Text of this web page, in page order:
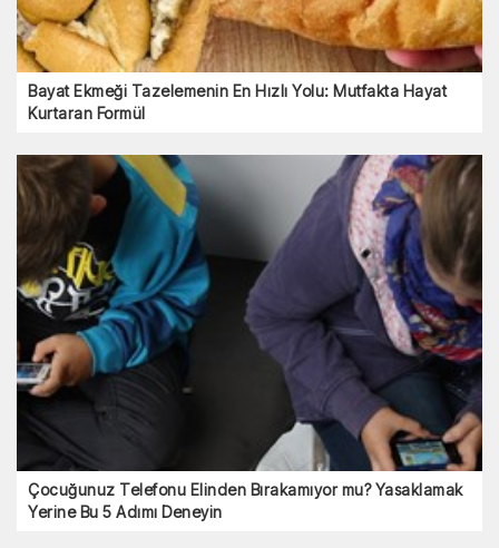
Bayat Ekmeği Tazelemenin En Hızlı Yolu: Mutfakta Hayat
Kurtaran Formül
Çocuğunuz Telefonu Elinden Bırakamıyor mu? Yasaklamak
Yerine Bu 5 Adımı Deneyin